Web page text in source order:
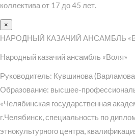
коллектива от 17 до 45 лет.
×
НАРОДНЫЙ КАЗАЧИЙ АНСАМБЛЬ
Народный казачий ансамбль «Воля»
Руководитель: Кувшинова
Образование: высшее-
«Челябинская государственная
г.Челябинск, специальность по
этнокультурного центра,